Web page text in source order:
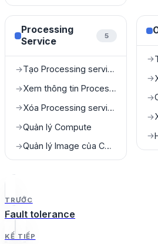
Processing
Service
5
→ Tạo Processing service
→ Xem thông tin Processing service
→ Xóa Processing service
→Quản lý Compute
→ Quản lý Image của Compute
→
→
→
→
→
TRƯỚC
Fault tolerance
KẾ TIẾP